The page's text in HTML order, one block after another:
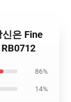
은 Fine
86%
14%